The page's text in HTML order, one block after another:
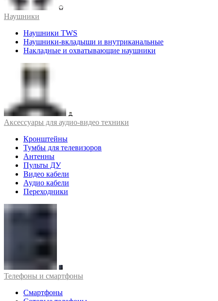
Наушники
Наушники TWS
Наушники-вкладыши и внутриканальные
Накладные и охватывающие наушники
Аксессуары для аудио-видео техники
Кронштейны
Тумбы для телевизоров
Антенны
Пульты ДУ
Видео кабели
Аудио кабели
Переходники
Телефоны и смартфоны
Смартфоны